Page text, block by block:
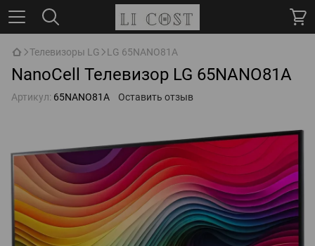
Телевизоры LG LG 65NANO81A
NanoCell Телевизор LG 65NANO81A
Артикул: 65NANO81A Оставить отзыв